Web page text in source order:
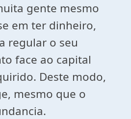
gente mesmo
em ter dinheiro,
regular o seu
face ao capital
Deste modo,
mesmo que o